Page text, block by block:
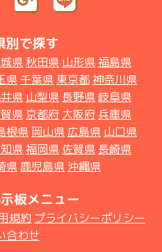
別で探す
県 秋田県 山形県福島県
県 千葉県 東京都神奈川県
県 山梨県 長野県 岐阜県
県 京都府 大阪府 兵庫県
根県 岡山県 広島県 山口県
県福岡県 佐賀県 長崎県
県 鹿児島県 沖縄県
板メニュー
規約 プライバシーポリシー
合わせ